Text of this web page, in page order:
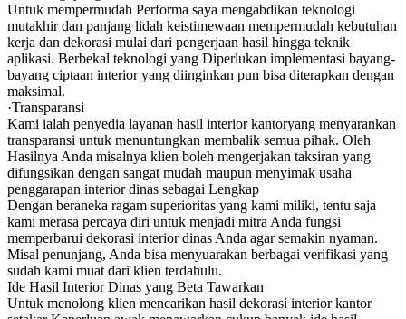
Untuk mempermudah Performa saya mengabdikan teknologi
mutakhir dan panjang lidah keistimewaan mempermudah kebutuhan
kerja dan dekorasi mulai dari pengerjaan hasil hingga teknik
aplikasi. Berbekal teknologi yang Diperlukan implementasi bayang-
bayang ciptaan interior yang diinginkan pun bisa diterapkan dengan
maksimal.
·Transparansi
Kami ialah penyedia layanan hasil interior kantoryang menyarankan
transparansi untuk menuntungkan membalik semua pihak. Oleh
Hasilnya Anda misalnya klien boleh mengerjakan taksiran yang
difungsikan dengan sangat mudah maupun menyimak usaha
penggarapan interior dinas sebagai Lengkap
Dengan beraneka ragam superioritas yang kami miliki, tentu saja
kami merasa percaya diri untuk menjadi mitra Anda fungsi
memperbarui dekorasi interior dinas Anda agar semakin nyaman.
Misal penunjang, Anda bisa menyuarakan berbagai verifikasi yang
sudah kami muat dari klien terdahulu.
Ide Hasil Interior Dinas yang Beta Tawarkan
Untuk menolong klien mencarikan hasil dekorasi interior kantor